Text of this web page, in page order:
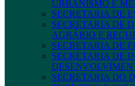
URBANISMO E
SECRETARIA DE
SECRETARIA DE
AGRÁRIO E
SECRETARIA DE
SECRETARIA DE
SECRETARIA DO